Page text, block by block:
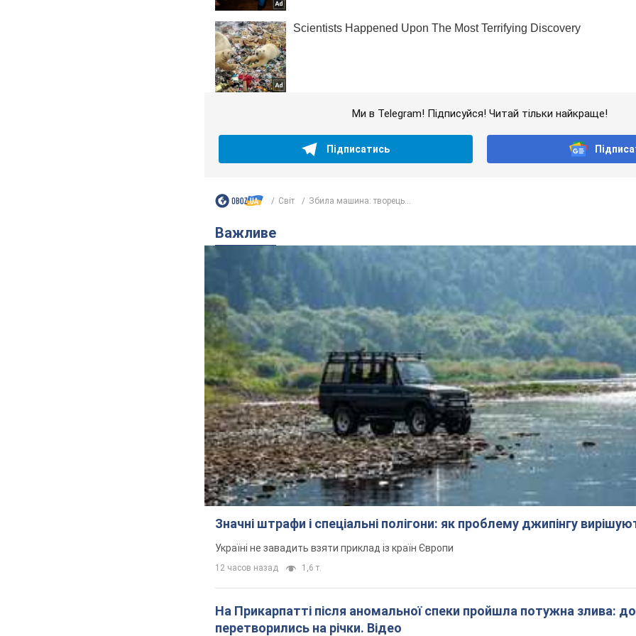
Ми в Telegram! Підписуйся! Читай тільки найкраще!
Підписатись
Світ Збила машина: творець...
Важливе
Значні штрафи і спеціальні полігони: як проблему джипінгу
Україні не завадить взяти приклад із країн Європи
12 часов назад 1,6 т.
На Прикарпатті після аномальної спеки пройшла потужна злива:
перетворились на річки. Відео